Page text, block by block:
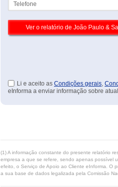
Li e aceito as Condições gerais,
eInforma a enviar informação sobre
(1) A informação constante do presente relatório
empresa a que se refere, sendo apenas possível
efeito, o Serviço de Apoio ao Cliente eInforma. O
a sua base de dados legalizada pela Comissão